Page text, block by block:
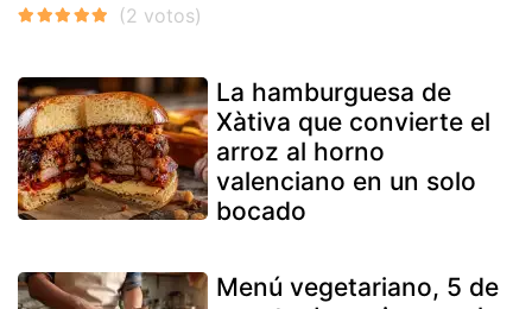
La hamburguesa de
Xàtiva que convierte el
arroz al horno
valenciano en un solo
bocado
Menú vegetariano, 5 de